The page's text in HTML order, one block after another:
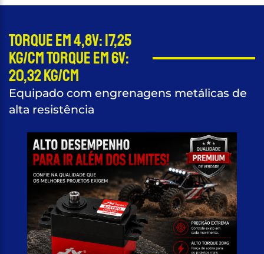
Torque em 4,8V: 17,25
kg/cm Torque em 6V:
20,32 kg/cm
Equipado com engrenagens metálicas de
alta resistência